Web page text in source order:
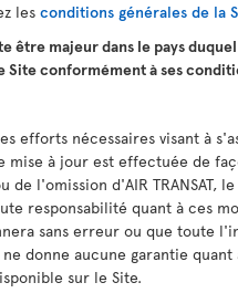
les conditions générales de la
être majeur dans le pays
Site conformément à ses
les efforts nécessaires visant à
mise à jour est effectuée de
de l'omission d'AIR TRANSAT,
responsabilité quant à ces
sans erreur ou que toute
ne donne aucune garantie
sur le Site.